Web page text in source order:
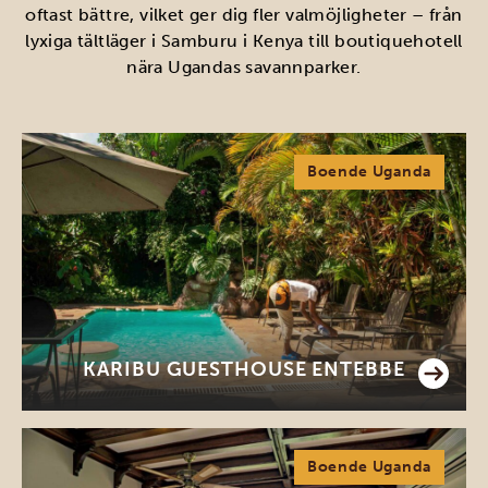
oftast bättre, vilket ger dig fler valmöjligheter – från
lyxiga tältläger i Samburu i Kenya till boutiquehotell
nära Ugandas savannparker.
Boende Uganda
KARIBU GUESTHOUSE ENTEBBE
Boende Uganda